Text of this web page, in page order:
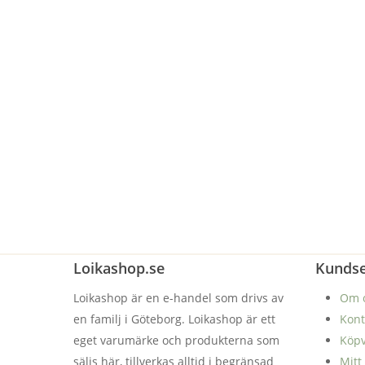
Loikashop.se
Loikashop är en e-handel som drivs av
en familj i Göteborg. Loikashop är ett
eget varumärke och produkterna som
säljs här, tillverkas alltid i begränsad
Om
Mitt